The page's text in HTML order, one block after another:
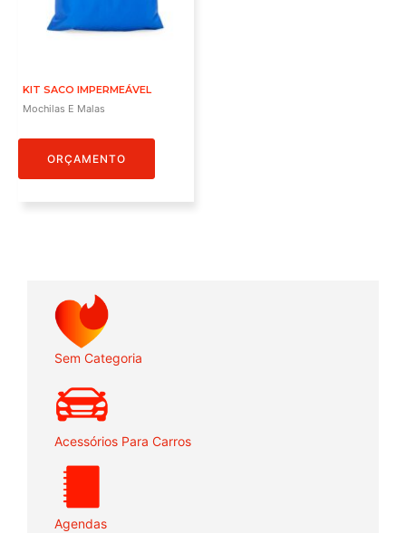
Sem Categoria
Acessórios Para Carros
Agendas
KIT SACO IMPERMEÁVEL
Mochilas E Malas
ORÇAMENTO